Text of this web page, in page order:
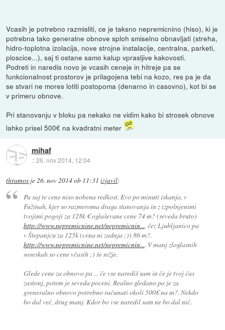
Vcasih je potrebno razmisliti, ce je taksno nepremicnino (hiso), ki je
potrebna tako generalne obnove sploh smiselno obnavljati (streha,
hidro-toplotna izolacija, nove strojne instalacije, centralna, parketi,
ploscice...), saj ti ostane samo kalup vprasljive kakovosti.
Podreti in naredis novo je vcasih ceneje in hitreje pa se
funkcionalnost prostorov je prilagojena tebi na kozo, res pa je da
se stvari ne mores lotiti postopoma (denarno in casovno), kot bi se
v primeru obnove.
Pri stanovanju v bloku pa nekako ne vidim kako bi strosek obnove
lahko prisel 500€ na kvadratni meter
mihaf
::26. nov 2014, 12:04
thramos je26. nov 2014 ob 11:31 izjavil:
Pa saj te cene niso nobena redkost. Evo po minuti iskanja, v
Fužinah, kjer so razmeroma draga stanovanja in z izpolnjenimi
tvojimi pogoji za 128k € oglaševane cene 74 m? (seveda bruto)
http://www.nepremicnine.net/nepremicnin..., čez Ljubljanico pa
v Štepanjcu za 125k (cena ni zadnja ;)) 86 m?.
http://www.nepremicnine.net/nepremicnin.... V manj zloglasnih
soseskah so cene včasih ;) še nižje.
Glede cene za obnovo pa ... če vse narediš sam in če je tvoj čas
zastonj, potem je seveda poceni. Realno gledano pa je za
greneralno obnovo potrebno računati okoli 500€ na m?. Nekdo
bo dal več, drug manj. Kdor bo vse naredil sam ne bo dal nič.